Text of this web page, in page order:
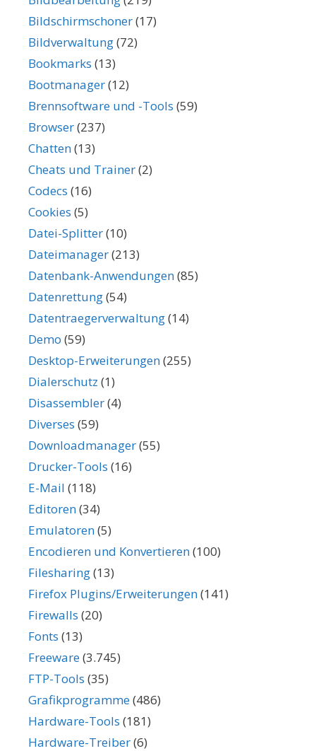
Bildschirmschoner(17)
Bildverwaltung(72)
Bookmarks (13)
Bootmanager(12)
Brennsoftware und -Tools (59)
Browser(237)
Chatten(13)
Cheats und Trainer(2)
Codecs (16)
Cookies (5)
Datei-Splitter(10)
Dateimanager(213)
Datenbank-Anwendungen(85)
Datenrettung(54)
Datentraegerverwaltung(14)
Demo (59)
Desktop-Erweiterungen(255)
Dialerschutz (1)
Disassembler(4)
Diverses (59)
Downloadmanager(55)
Drucker-Tools (16)
E-Mail (118)
Editoren(34)
Emulatoren(5)
Encodieren und Konvertieren(100)
Filesharing(13)
Firefox Plugins/Erweiterungen(141)
Firewalls (20)
Fonts (13)
Freeware(3.745)
FTP-Tools (35)
Grafikprogramme(486)
Hardware-Tools (181)
Hardware-Treiber(6)